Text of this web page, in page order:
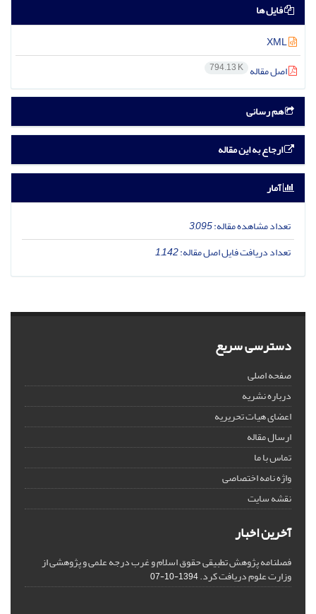
فایل ها
اصل مقاله 794.13 K
هم رسانی
ارجاع به این مقاله
آمار
تعداد مشاهده مقاله:3,095
تعداد دریافت فایل اصل مقاله:1,142
دسترسی سریع
صفحه اصلی
درباره نشریه
اعضای هیات تحریریه
ارسال مقاله
تماس با ما
واژه نامه اختصاصی
نقشه سایت
آخرین اخبار
فصلنامه پژوهش تطبیقی حقوق اسلام و غرب درجه علمی و پژوهشی از
وزارت علوم دریافت کرد.1394-10-07